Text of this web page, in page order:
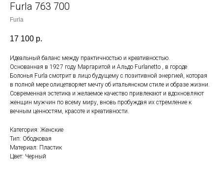
Furla 763 700
Furla
17 100 р.
Идеальный баланс между практичностью и креативностью.
Основанная в 1927 году Маргаритой и Альдо Furlanetto , в городе
Болонья Furla смотрит в лицо будущему с позитивной энергией, которая
в полной мере олицетворяет мечту об итальянском стиле и образе жизни.
Современная эстетика и желаемое качество привлекают и вдохновляют
женщин мужчин по всему миру, вновь пробуждая их стремление к
вечным ценностям, красоте и креативности.
Категория: Женские
Тип: Ободковая
Материал: Пластик
Цвет: Черный